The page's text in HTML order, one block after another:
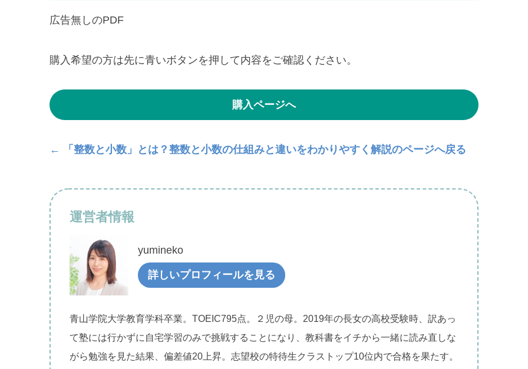
広告無しのPDF
購入希望の方は先に青いボタンを押して内容をご確認ください。
購入ページへ
← 「整数と小数」とは？整数と小数の仕組みと違いをわかりやすく解説のページへ戻る
運営者情報
yumineko
詳しいプロフィールを見る
青山学院大学教育学科卒業。TOEIC795点。２児の母。2019年の長女の高校受験時、訳あっ
て塾には行かずに自宅学習のみで挑戦することになり、教科書をイチから一緒に読み直しな
がら勉強を見た結果、偏差値20上昇。志望校の特待生クラストップ10位内で合格を果たす。